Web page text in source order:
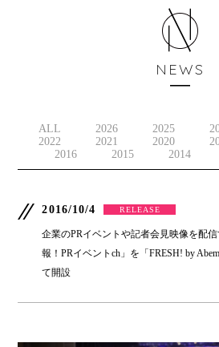
NEWS
ALL 2026 2025
2022
2021 2020
2016
2015 2014
2016/10/4 RELEASE
企業のPRイベントや記者会見映像を配
報！PRイベントch」を「FRESH! by
て開設